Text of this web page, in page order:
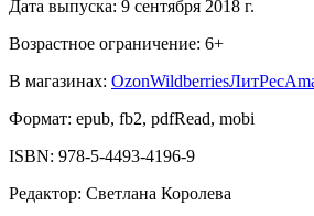
Дата выпуска: 9 сентября 2018 г.
Возрастное ограничение: 6+
В магазинах: OzonWildberriesЛитРес
Формат: epub, fb2, pdfRead, mobi
ISBN: 978-5-4493-4196-9
Редактор: Светлана Королева